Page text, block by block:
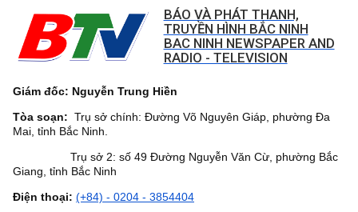
BÁO VÀ PHÁT THANH,
TRUYỀN HÌNH BẮC NINH
BAC NINH NEWSPAPER AND
RADIO - TELEVISION
Giám đốc: Nguyễn Trung Hiền
Tòa soạn: Trụ sở chính: Đường Võ Nguyên Giáp, phường Đa
Mai, tỉnh Bắc Ninh.
Trụ sở 2: số 49 Đường Nguyễn Văn Cừ, phường Bắc
Giang, tỉnh Bắc Ninh
Điện thoại: (+84) - 0204 - 3854404